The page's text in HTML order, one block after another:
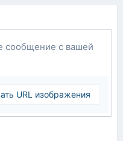
сообщение с вашей
URL изображения